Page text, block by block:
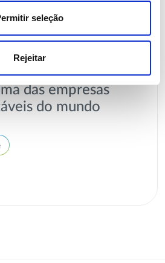
seleção
Rejeitar
volta a distinguir
das empresas
do mundo